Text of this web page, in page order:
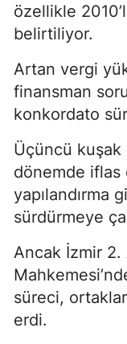
özellikle
belirtiliyor.
Artan vergi
finansman
konkordato
Üçüncü kuşak
dönemde
yapılandırma
sürdürmeye
Ancak İzmir
süreci,
erdi.